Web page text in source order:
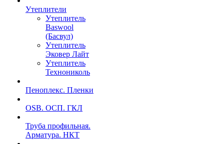
Утеплители
Утеплитель
Baswool
(Басвул)
Утеплитель
Эковер Лайт
Утеплитель
Технониколь
Пеноплекс. Пленки
OSB. ОСП. ГКЛ
Труба профильная.
Арматура. НКТ